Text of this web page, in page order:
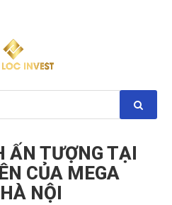
ẤN TƯỢNG TẠI
CỦA MEGA
NỘI